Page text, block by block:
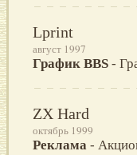
Lprint
август 1997
График BBS -
ZX Hard
октябрь 1999
Реклама -